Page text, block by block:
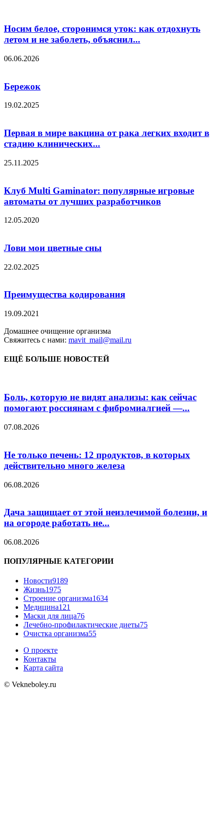
Носим белое, сторонимся уток: как отдохнуть
летом и не заболеть, объяснил...
06.06.2026
Бережок
19.02.2025
Первая в мире вакцина от рака легких входит в
стадию клинических...
25.11.2025
Клуб Multi Gaminator: популярные игровые
автоматы от лучших разработчиков
12.05.2020
Лови мои цветные сны
22.02.2025
Преимущества кодирования
19.09.2021
Домашнее очищение организма
Свяжитесь с нами: mavit_mail@mail.ru
ЕЩЁ БОЛЬШЕ НОВОСТЕЙ
Боль, которую не видят анализы: как сейчас
помогают россиянам с фибромиалгией —...
07.08.2026
Не только печень: 12 продуктов, в которых
действительно много железа
06.08.2026
Дача защищает от этой неизлечимой болезни, и
на огороде работать не...
06.08.2026
ПОПУЛЯРНЫЕ КАТЕГОРИИ
Новости9189
Жизнь1975
Строение организма1634
Медицина121
Маски для лица76
Лечебно-профилактические диеты75
Очистка организма55
О проекте
Контакты
Карта сайта
© Vekneboley.ru